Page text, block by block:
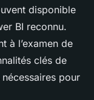
disponible
BI reconnu.
à l’examen de
clés de
pour